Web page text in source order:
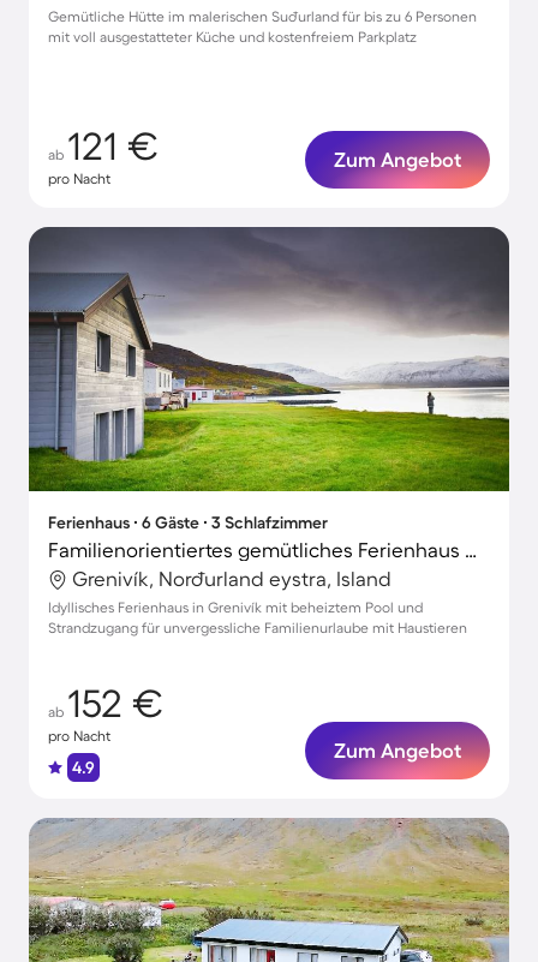
Gemütliche Hütte im malerischen Suðurland für bis zu 6 Personen
mit voll ausgestatteter Küche und kostenfreiem Parkplatz
ab 121 €
pro Nacht
Zum Angebot
Ferienhaus ∙ 6 Gäste ∙ 3 Schlafzimmer
Familienorientiertes gemütliches Ferienhaus mit beheiztem Pool und Garten | Naturblick | Haustiere sind willkommen
Grenivík, Norðurland eystra, Island
Idyllisches Ferienhaus in Grenivík mit beheiztem Pool und
Strandzugang für unvergessliche Familienurlaube mit Haustieren
ab 152 €
pro Nacht
4.9
Zum Angebot